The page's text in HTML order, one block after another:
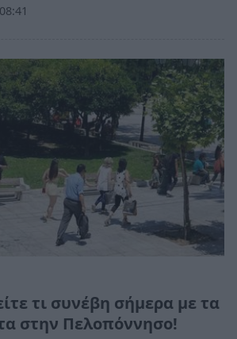
τι συνέβη σήμερα με τα
στην Πελοπόννησο!